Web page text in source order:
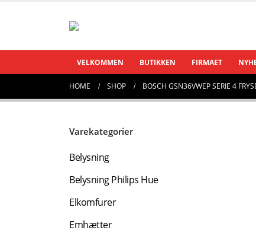
VELKOMMEN BUTIKKEN FIRMAET
HOME SHOP BOSCH GSN36VWEP SERIE 4
Varekategorier
Belysning
Belysning Philips Hue
Elkomfurer
Emhætter